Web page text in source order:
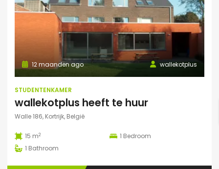
wallekotplus
12 maanden ago
STUDENTENKAMER
wallekotplus heeft te huur
Walle 186, Kortrijk, België
15 m2 1 Bedroom
1 Bathroom